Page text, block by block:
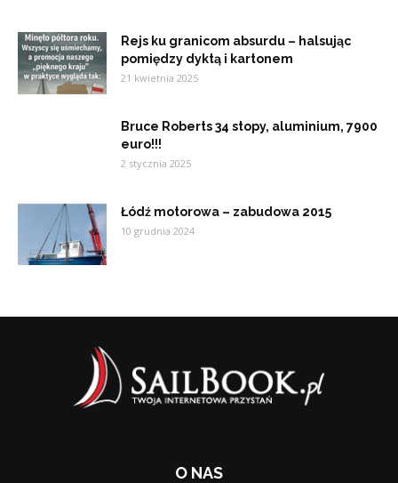
Rejs ku granicom absurdu – halsując
pomiędzy dyktą i kartonem
21 kwietnia 2025
Bruce Roberts 34 stopy, aluminium, 7900
euro!!!
2 stycznia 2025
Łódź motorowa – zabudowa 2015
10 grudnia 2024
O NAS